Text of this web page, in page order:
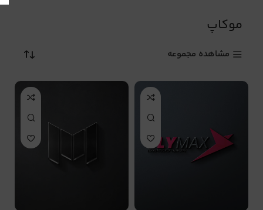
موکاپ
مشاهده مجموعه